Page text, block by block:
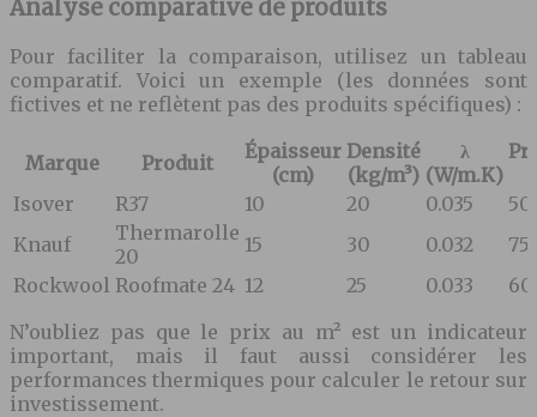
Analyse comparative de produits
Pour faciliter la comparaison, utilisez un tableau
comparatif. Voici un exemple (les données sont
fictives et ne reflètent pas des produits spécifiques) :
Marque Produit
Épaisseur
(cm)
Densité
(kg/m³)
λ
(W/m.K)
Isover R37 10 20 0.035
Knauf
Thermarolle
20
15 30 0.032
Rockwool Roofmate 24 12 25 0.033
N’oubliez pas que le prix au m² est un indicateur
important, mais il faut aussi considérer les
performances thermiques pour calculer le retour sur
investissement.